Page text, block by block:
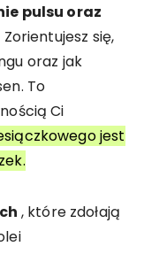
pulsu oraz
się,
oraz jak
To
Ci
jest
, które zdołają